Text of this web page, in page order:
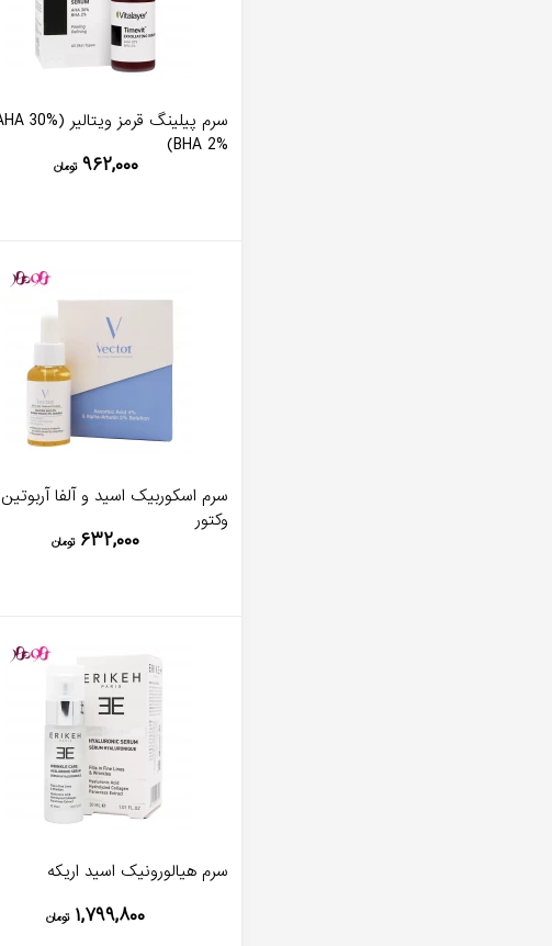
BHA 2%)
۹۶۲,۰۰۰ تومان
سرم اسکوربیک اسید و آلفا آربوتین
وکتور
۶۳۲,۰۰۰ تومان
سرم هیالورونیک اسید اریکه
۱,۷۹۹,۸۰۰ تومان